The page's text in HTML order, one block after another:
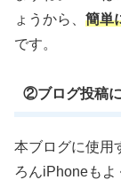
ょうから、 簡単
です。
②ブログ投稿に
本ブログに使用
ろんiPhoneも